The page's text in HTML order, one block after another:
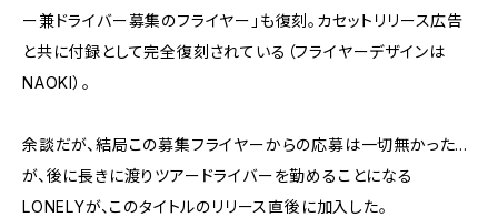
ー兼ドライバー募集のフライヤー」も復刻。カセットリリース広告
と共に付録として完全復刻されている（フライヤーデザインは
NAOKI）。
余談だが、結局この募集フライヤーからの応募は一切無かった…
が、後に長きに渡りツアードライバーを勤めることになる
LONELYが、このタイトルのリリース直後に加入した。